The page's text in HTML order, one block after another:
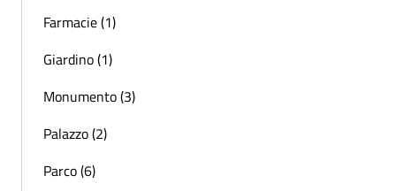
Farmacie (1)
Giardino (1)
Monumento (3)
Palazzo (2)
Parco (6)